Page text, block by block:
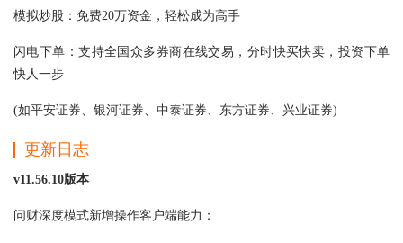
模拟炒股：免费20万资金，轻松成为高手
闪电下单：支持全国众多券商在线交易，分时快买快卖，投资下单
快人一步
(如平安证券、银河证券、中泰证券、东方证券、兴业证券)
更新日志
v11.56.10版本
问财深度模式新增操作客户端能力：